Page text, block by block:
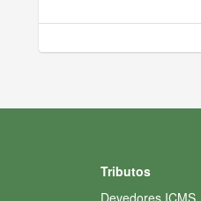
Tributos
Devedores ICMS